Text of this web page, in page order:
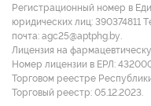
Регистрационный номер в
юридических лиц: 390374811
почта: agc25@aptphg.by.
Лицензия на
Номер лицензии в ЕРЛ:
Торговом реестре
Торговый реестр: 05.12.2023.